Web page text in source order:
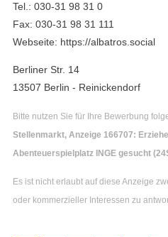
Tel.: 030-31 98 31 0
Fax: 030-31 98 31 111
Webseite: https://albatros.social
Berliner Str. 14
13507 Berlin - Reinickendorf
Bitte nutzen Sie für Ihre Bewerbung
Stellenmarkt, Anzeige 166707:
Abenteuerspielplatz INGE gesucht
Es ist nicht erlaubt auf diese Anzeige
oder kommerzieller Interessen zu